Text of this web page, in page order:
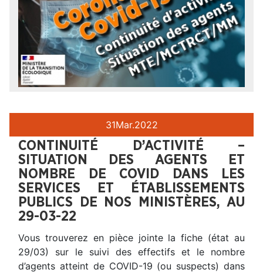
31Mar.2022
CONTINUITÉ D’ACTIVITÉ –
SITUATION DES AGENTS ET
NOMBRE DE COVID DANS LES
SERVICES ET ÉTABLISSEMENTS
PUBLICS DE NOS MINISTÈRES, AU
29-03-22
Vous trouverez en pièce jointe la fiche (état au
29/03) sur le suivi des effectifs et le nombre
d’agents atteint de COVID-19 (ou suspects) dans